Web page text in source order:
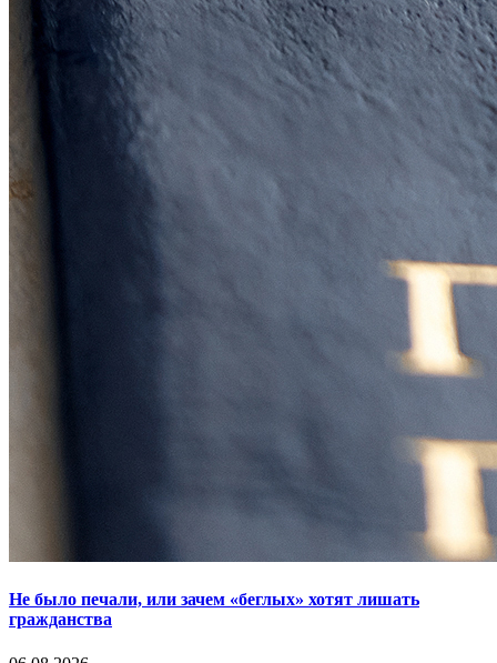
Не было печали, или зачем «беглых» хотят лишать
гражданства